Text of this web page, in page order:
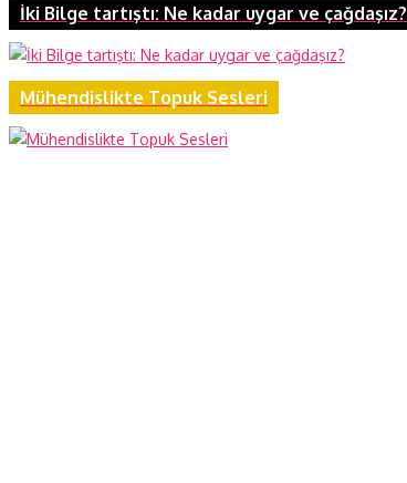
İki Bilge tartıştı: Ne kadar uygar ve çağdaşız?
Mühendislikte Topuk Sesleri